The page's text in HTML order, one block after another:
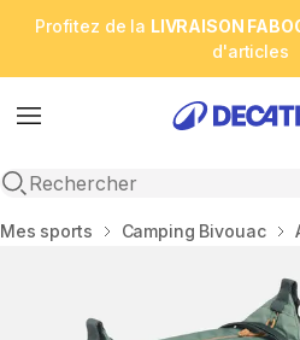
Profitez de la LIVRAISON
d'articles
Menu
Open search
Accueil
Mes sports Camping Bivouac